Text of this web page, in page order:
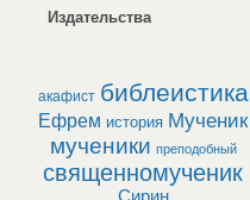
Издательства
акафист библеистика
Ефрем история Мученик
мученики преподобный
священномученик